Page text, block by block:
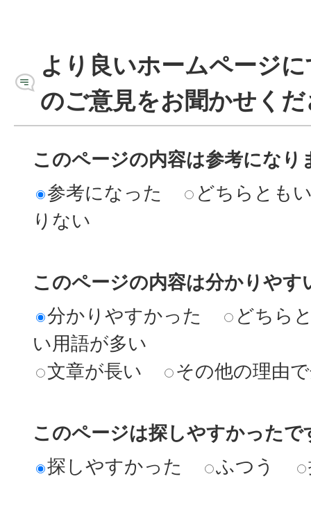
より良いホームページ
のご意見をお聞かせく
このページの内容は参考になり
参考になった
どちらとも
りない
このページの内容は分かりやす
分かりやすかった
どちら
い用語が多い
文章が長い
その他の理由
このページは探しやすかったで
探しやすかった
ふつう